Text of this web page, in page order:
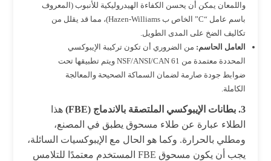
واللمعان يمكن أن يحسن الكفاءة الهيدروليكية للأنبوب (المعروف
باسم عامل “C” الخاص ب Hazen-Williams)، مما قد يقلل من
تكاليف الضخ على المدى الطويل.
العامل الحاسم: من الضروري أن تكون تركيبة الإيبوكسي
المحددة معتمدة من NSF/ANSI/CAN 61 ويتم تطبيقها تحت
ضوابط جودة صارمة لضمان السماكة الصحيحة والمعالجة
الكاملة.
3. بطانات الإيبوكسي الملتصقة بالاندماج (FBE)
هذا
الطلاء عبارة عن طلاء مسحوق يطبق في المصنع،
ومطلي بالحرارة. وكما هو الحال مع الإيبوكسيات السائلة،
يجب أن يكون مسحوق FBE المستخدم معتمدًا للتلامس